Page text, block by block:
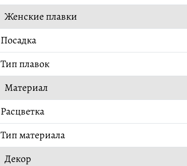
Женские плавки
Посадка
Тип плавок
Материал
Расцветка
Тип материала
Декор